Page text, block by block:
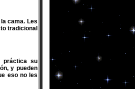
cama. Les
tradicional
práctica su
y pueden
eso no les